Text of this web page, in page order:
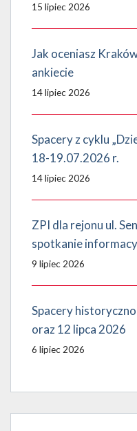
15 lipiec 2026
Jak oceniasz
ankiecie
14 lipiec 2026
Spacery z cyklu
18-19.07.2026 r.
14 lipiec 2026
ZPI dla rejonu ul.
spotkanie
9 lipiec 2026
Spacery
oraz 12 lipca 2026
6 lipiec 2026